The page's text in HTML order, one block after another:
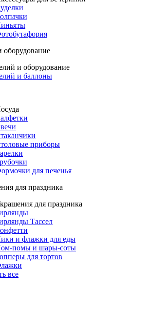
оборудование
и оборудование
и баллоны
приборы
для печенья
для праздника
для праздника
Тассел
и флажки для еды
помы и шары-соты
для тортов
все